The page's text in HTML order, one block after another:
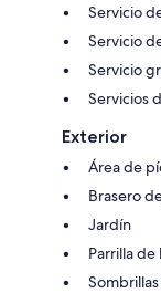
Servicio
Servicio
Servicio
Servicios
Exterior
Área de
Brasero
Jardín
Parrilla